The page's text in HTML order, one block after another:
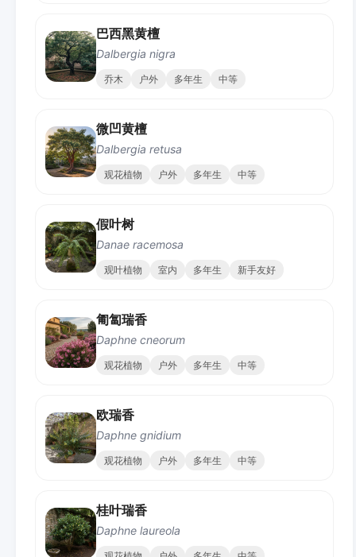
巴西黑黄檀
Dalbergia nigra
乔木 户外 多年生 中等
微凹黄檀
Dalbergia retusa
观花植物 户外 多年生 中等
假叶树
Danae racemosa
观叶植物 室内 多年生 新手友好
匍匐瑞香
Daphne cneorum
观花植物 户外 多年生 中等
欧瑞香
Daphne gnidium
观花植物 户外 多年生 中等
桂叶瑞香
Daphne laureola